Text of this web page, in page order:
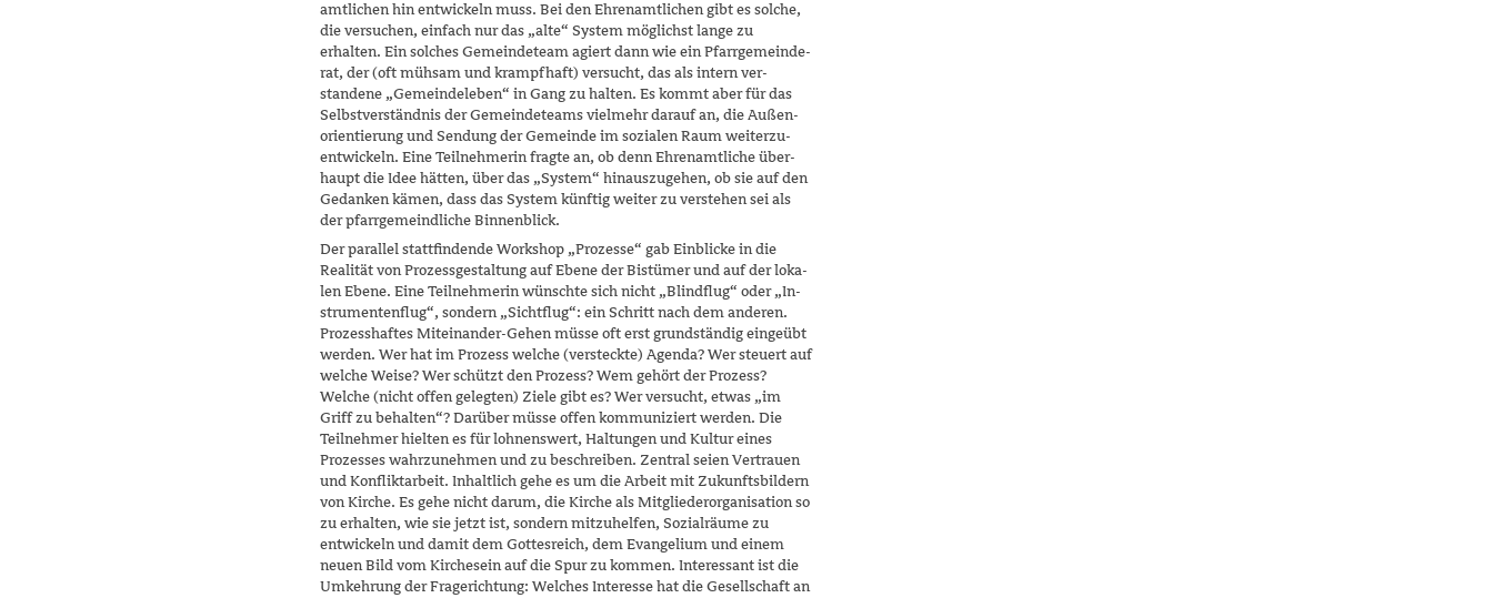
amtlichen hin entwickeln muss. Bei den Ehrenamtlichen gibt es solche,
die versuchen, einfach nur das „alte“ System möglichst lange zu
erhalten. Ein solches Gemeindeteam agiert dann wie ein Pfarrgemein­de­
rat, der (oft mühsam und krampfhaft) versucht, das als intern ver­
standene „Gemeindeleben“ in Gang zu halten. Es kommt aber für das
Selbstverständnis der Gemeindeteams vielmehr darauf an, die Außen­
orientierung und Sendung der Gemeinde im sozialen Raum weiterzu­
entwickeln. Eine Teilnehmerin fragte an, ob denn Ehrenamtliche über­
haupt die Idee hätten, über das „System“ hinauszugehen, ob sie auf den
Gedanken kämen, dass das System künftig weiter zu verstehen sei als
der pfarrgemeindliche Binnenblick.
Der parallel stattfindende Workshop „Prozesse“ gab Einblicke in die
Realität von Prozessgestaltung auf Ebene der Bistümer und auf der loka­
len Ebene. Eine Teilnehmerin wünschte sich nicht „Blindflug“ oder „In­
strumentenflug“, sondern „Sichtflug“: ein Schritt nach dem anderen.
Prozesshaftes Miteinander-Gehen müsse oft erst grundständig eingeübt
werden. Wer hat im Prozess welche (versteckte) Agenda? Wer steuert auf
welche Weise? Wer schützt den Prozess? Wem gehört der Prozess?
Welche (nicht offen gelegten) Ziele gibt es? Wer versucht, etwas „im
Griff zu behalten“? Darüber müsse offen kommuniziert werden. Die
Teilnehmer hielten es für lohnenswert, Haltungen und Kultur eines
Prozesses wahrzunehmen und zu beschreiben. Zentral seien Vertrauen
und Konfliktarbeit. Inhaltlich gehe es um die Arbeit mit Zukunftsbil­dern
von Kirche. Es gehe nicht darum, die Kirche als Mitgliederorgani­sation so
zu erhalten, wie sie jetzt ist, sondern mitzuhelfen, Sozialräu­me zu
entwickeln und damit dem Gottesreich, dem Evangelium und einem
neuen Bild vom Kirchesein auf die Spur zu kommen. Interessant ist die
Umkehrung der Fragerichtung: Welches Interesse hat die Gesell­schaft an